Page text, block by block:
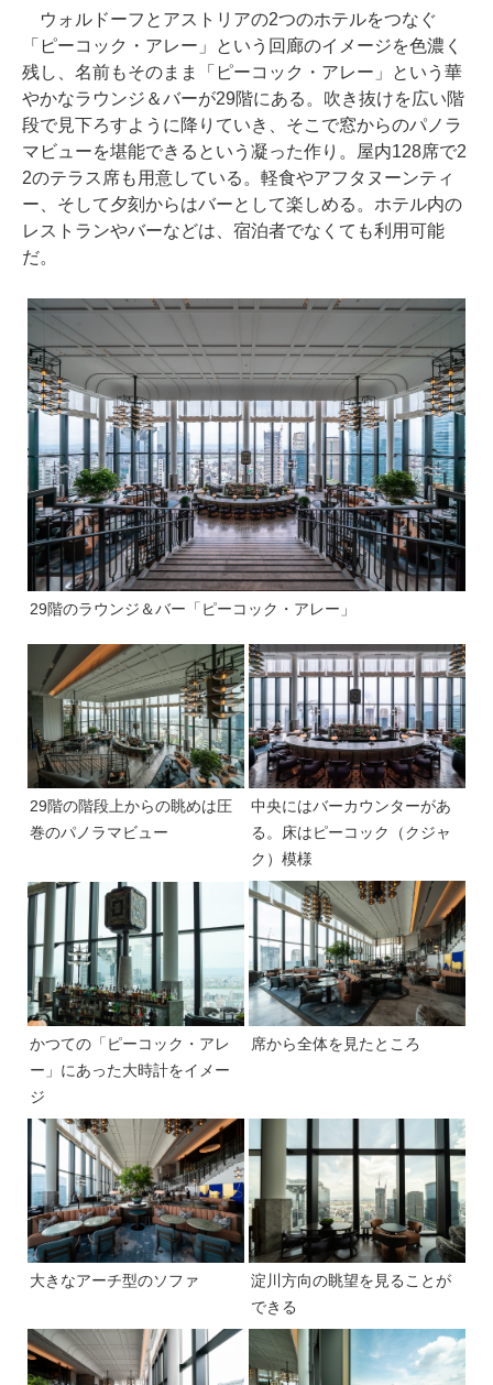
ウォルドーフとアストリアの2つのホテルをつなぐ
「ピーコック・アレー」という回廊のイメージを色濃く
残し、名前もそのまま「ピーコック・アレー」という華
やかなラウンジ＆バーが29階にある。吹き抜けを広い階
段で見下ろすように降りていき、そこで窓からのパノラ
マビューを堪能できるという凝った作り。屋内128席で2
2のテラス席も用意している。軽食やアフタヌーンティ
ー、そして夕刻からはバーとして楽しめる。ホテル内の
レストランやバーなどは、宿泊者でなくても利用可能
だ。
29階のラウンジ＆バー「ピーコック・アレー」
29階の階段上からの眺めは圧
巻のパノラマビュー
中央にはバーカウンターがあ
る。床はピーコック（クジャ
ク）模様
かつての「ピーコック・アレ
ー」にあった大時計をイメー
ジ
席から全体を見たところ
大きなアーチ型のソファ
淀川方向の眺望を見ることが
できる